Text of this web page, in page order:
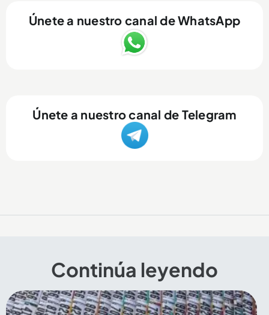
Únete a nuestro canal de WhatsApp
Únete a nuestro canal de Telegram
Continúa leyendo